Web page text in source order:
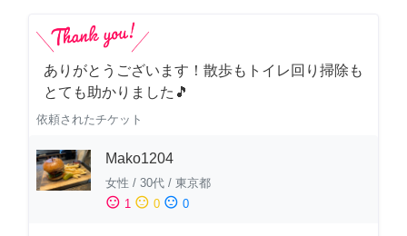
ありがとうございます！散歩もトイレ回り掃除も
とても助かりました🎵
依頼されたチケット
Mako1204
女性 / 30代 / 東京都
sentiment_satisfied 1 sentiment_neutral 0 sentiment_dissatisfied 0